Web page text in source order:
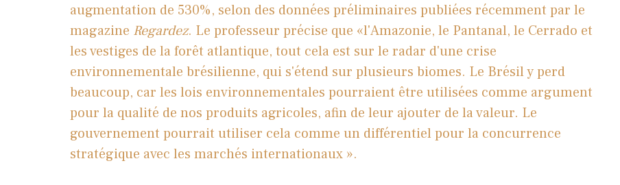
augmentation de 530%, selon des données préliminaires publiées récemment par le
magazine Regardez. Le professeur précise que «l'Amazonie, le Pantanal, le Cerrado et
les vestiges de la forêt atlantique, tout cela est sur le radar d'une crise
environnementale brésilienne, qui s'étend sur plusieurs biomes. Le Brésil y perd
beaucoup, car les lois environnementales pourraient être utilisées comme argument
pour la qualité de nos produits agricoles, afin de leur ajouter de la valeur. Le
gouvernement pourrait utiliser cela comme un différentiel pour la concurrence
stratégique avec les marchés internationaux ».